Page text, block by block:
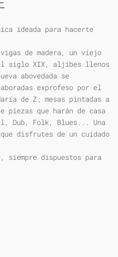
ideada para hacerte
vigas de madera, un viejo
siglo XIX, aljibes llenos
abovedada se
exprofeso por el
de Z; mesas pintadas a
piezas que harán de casa
Dub, Folk, Blues... Una
disfrutes de un cuidado
siempre dispuestos para